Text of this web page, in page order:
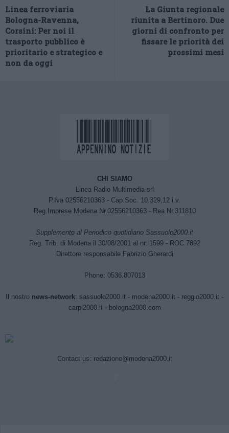
Linea ferroviaria
Bologna-Ravenna,
Corsini: Per noi il
trasporto pubblico è
prioritario e strategico e
non da oggi
La Giunta regionale
riunita a Bertinoro. Due
giorni di confronto per
fissare le priorità dei
prossimi mesi
CHI SIAMO
Linea Radio Multimedia srl
P.Iva 02556210363 - Cap.Soc. 10.329,12 i.v.
Reg.Imprese Modena Nr.02556210363 - Rea Nr.311810
Supplemento al Periodico quotidiano Sassuolo2000.it
Reg. Trib. di Modena il 30/08/2001 al nr. 1599 - ROC 7892
Direttore responsabile Fabrizio Gherardi
Phone: 0536.807013
Il nostro news-network: sassuolo2000.it - modena2000.it - reggio2000.it -
carpi2000.it- bologna2000.com
Contact us: redazione@modena2000.it